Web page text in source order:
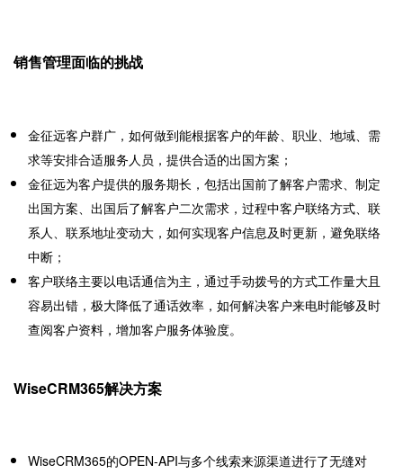
销售管理面临的挑战
金征远客户群广，如何做到能根据客户的年龄、职业、地域、需
求等安排合适服务人员，提供合适的出国方案；
金征远为客户提供的服务期长，包括出国前了解客户需求、制定
出国方案、出国后了解客户二次需求，过程中客户联络方式、联
系人、联系地址变动大，如何实现客户信息及时更新，避免联络
中断；
客户联络主要以电话通信为主，通过手动拨号的方式工作量大且
容易出错，极大降低了通话效率，如何解决客户来电时能够及时
查阅客户资料，增加客户服务体验度。
WiseCRM365解决方案
WiseCRM365的OPEN-API与多个线索来源渠道进行了无缝对